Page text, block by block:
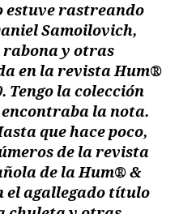
estuve rastreando
Samoilovich,
rabona y otras
en la revista Hum®
Tengo la colección
la nota.
que hace poco,
de la revista
de la Hum® &
el agallegado título